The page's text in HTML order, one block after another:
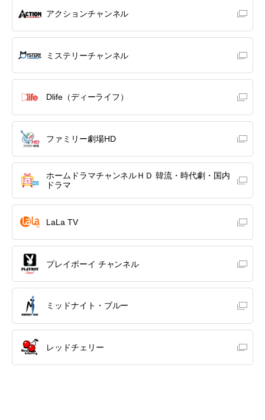
アクションチャンネル
ミステリーチャンネル
Dlife（ディーライフ）
ファミリー劇場HD
ホームドラマチャンネルＨＤ 韓流・時代劇・国内
ドラマ
LaLa TV
プレイボーイ チャンネル
ミッドナイト・ブルー
レッドチェリー